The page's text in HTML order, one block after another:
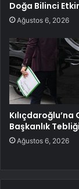
Doğa Bilinci
Ağustos 6, 2026
Kılıçdaroğlu’na
Başkanlık Tebliği
Ağustos 6, 2026